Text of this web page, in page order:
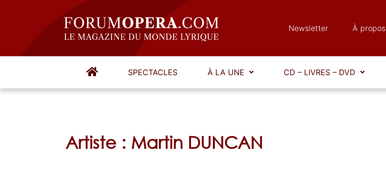
Newsletter À propos
SPECTACLES À LA UNE CD – LIVRES – DVD
Artiste : Martin DUNCAN